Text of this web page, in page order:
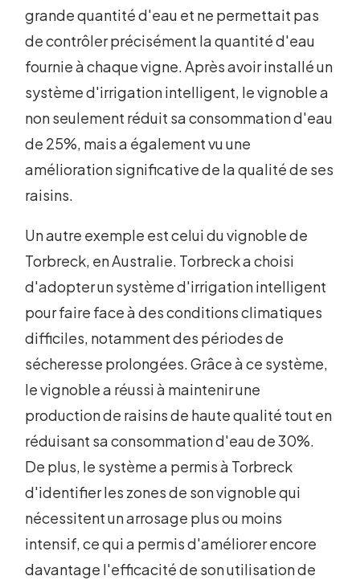
grande quantité d'eau et ne permettait pas
de contrôler précisément la quantité d'eau
fournie à chaque vigne. Après avoir installé un
système d'irrigation intelligent, le vignoble a
non seulement réduit sa consommation d'eau
de 25%, mais a également vu une
amélioration significative de la qualité de ses
raisins.
Un autre exemple est celui du vignoble de
Torbreck, en Australie. Torbreck a choisi
d'adopter un système d'irrigation intelligent
pour faire face à des conditions climatiques
difficiles, notamment des périodes de
sécheresse prolongées. Grâce à ce système,
le vignoble a réussi à maintenir une
production de raisins de haute qualité tout en
réduisant sa consommation d'eau de 30%.
De plus, le système a permis à Torbreck
d'identifier les zones de son vignoble qui
nécessitent un arrosage plus ou moins
intensif, ce qui a permis d'améliorer encore
davantage l'efficacité de son utilisation de